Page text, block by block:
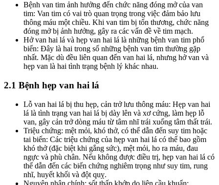
Bệnh van tim ảnh hưởng đến chức năng đóng mở của van
tim: Van tim có vai trò quan trọng trong việc đảm bảo lưu
thông máu một chiều. Khi van tim bị tổn thương, chức năng
đóng mở bị ảnh hưởng, gây ra các vấn đề về tim mạch.
Hở van hai lá và hẹp van hai lá là những bệnh van tim phổ
biến: Đây là hai trong số những bệnh van tim thường gặp
nhất. Mặc dù đều liên quan đến van hai lá, nhưng hở van và
hẹp van là hai tình trạng bệnh lý khác nhau.
2.1 Bệnh hẹp van hai lá
Lỗ van hai lá bị thu hẹp, cản trở lưu thông máu: Hẹp van hai
lá là tình trạng van hai lá bị dày lên và xơ cứng, làm hẹp lỗ
van, gây cản trở dòng máu từ tâm nhĩ trái xuống tâm thất trái.
Triệu chứng: mệt mỏi, khó thở, có thể dẫn đến suy tim hoặc
tai biến: Các triệu chứng của hẹp van hai lá có thể bao gồm
khó thở (đặc biệt khi gắng sức), mệt mỏi, ho ra máu, đau
ngực và phù chân. Nếu không được điều trị, hẹp van hai lá có
thể dẫn đến các biến chứng nghiêm trọng như suy tim, rung
nhĩ, huyết khối và đột quỵ.
Nguyên nhân chính: sốt thấp khớp do liên cầu khuẩn: